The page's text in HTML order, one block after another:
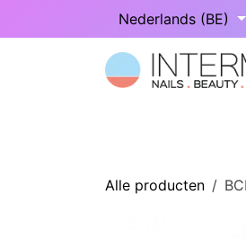
Overslaan naar inhoudNederlands (BE)
Alle producten